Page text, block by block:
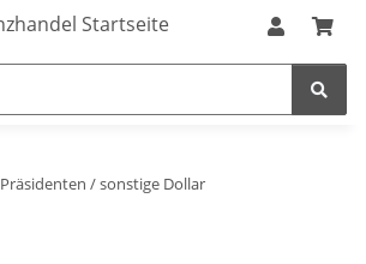
Präsidenten / sonstige Dollar